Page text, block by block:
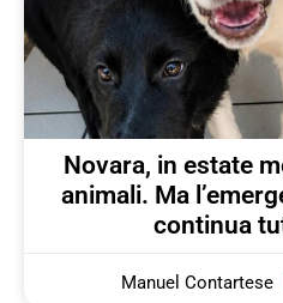
Novara, in estate
animali. Ma
continua
Manuel Contartese